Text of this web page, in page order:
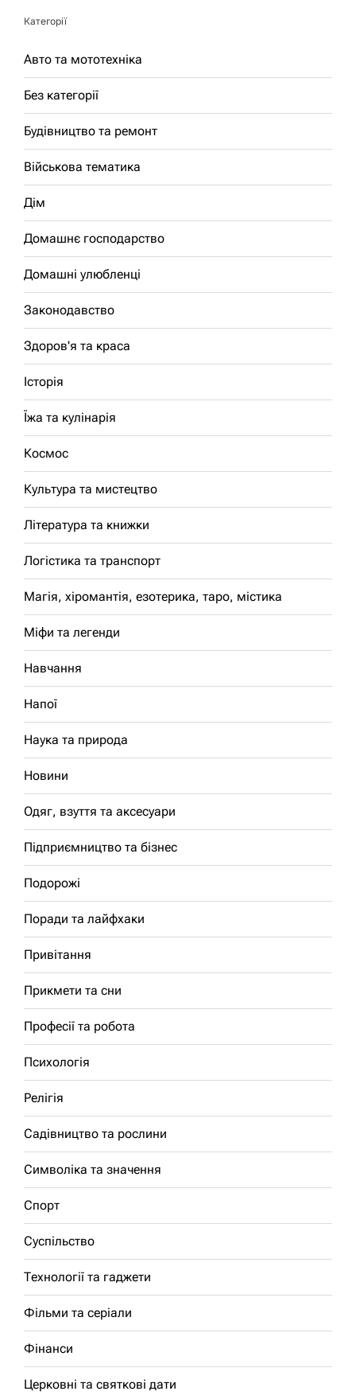
Категорії
Авто та мототехніка
Без категорії
Будівництво та ремонт
Військова тематика
Дім
Домашнє господарство
Домашні улюбленці
Законодавство
Здоров'я та краса
Історія
Їжа та кулінарія
Космос
Культура та мистецтво
Література та книжки
Логістика та транспорт
Магія, хіромантія, езотерика, таро, містика
Міфи та легенди
Навчання
Напої
Наука та природа
Новини
Одяг, взуття та аксесуари
Підприємництво та бізнес
Подорожі
Поради та лайфхаки
Привітання
Прикмети та сни
Професії та робота
Психологія
Релігія
Садівництво та рослини
Символіка та значення
Спорт
Суспільство
Технології та гаджети
Фільми та серіали
Фінанси
Церковні та святкові дати